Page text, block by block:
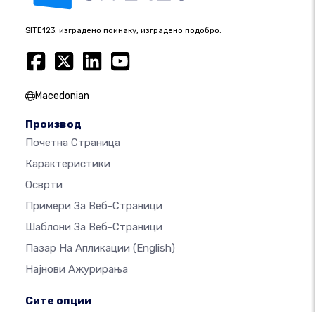
SITE123: изградено поинаку, изградено подобро.
Macedonian
Производ
Почетна Страница
Карактеристики
Осврти
Примери За Веб-Страници
Шаблони За Веб-Страници
Пазар На Апликации (English)
Најнови Ажурирања
Сите опции